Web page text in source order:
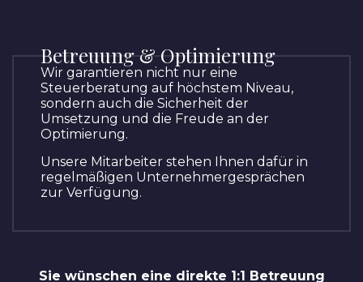
Betreuung & Optimierung
Wir garantieren nicht nur eine
Steuerberatung auf höchstem Niveau,
sondern auch die Sicherheit der
Umsetzung und die Freude an der
Optimierung.
Unsere Mitarbeiter stehen Ihnen dafür in
regelmäßigen Unternehmergesprächen
zur Verfügung.
Sie wünschen eine direkte 1:1 Betreuung